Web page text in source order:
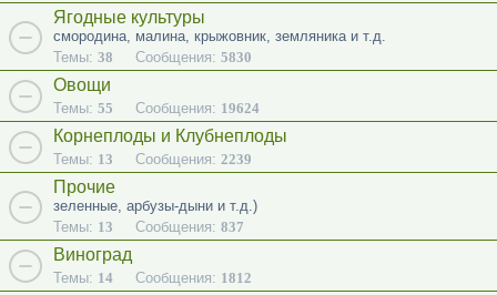
Ягодные культуры
смородина, малина, крыжовник, земляника и т.д.
Темы: 38 Сообщения: 5830
Овощи
Темы: 55 Сообщения: 19624
Корнеплоды и Клубнеплоды
Темы: 13 Сообщения: 2239
Прочие
зеленные, арбузы-дыни и т.д.)
Темы: 13 Сообщения: 837
Виноград
Темы: 14 Сообщения: 1812